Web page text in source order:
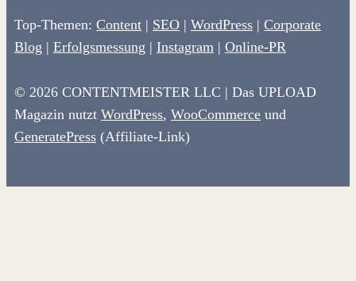
Top-Themen: Content | SEO | WordPress | Corporate
Blog | Erfolgsmessung | Instagram | Online-PR
© 2026 CONTENTMEISTER LLC | Das UPLOAD
Magazin nutzt WordPress, WooCommerce und
GeneratePress (Affiliate-Link)